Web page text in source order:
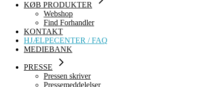
KØB PRODUKTER
Webshop
Find Forhandler
KONTAKT
HJÆLPECENTER / FAQ
MEDIEBANK
PRESSE
Pressen skriver
Pressemeddelelser